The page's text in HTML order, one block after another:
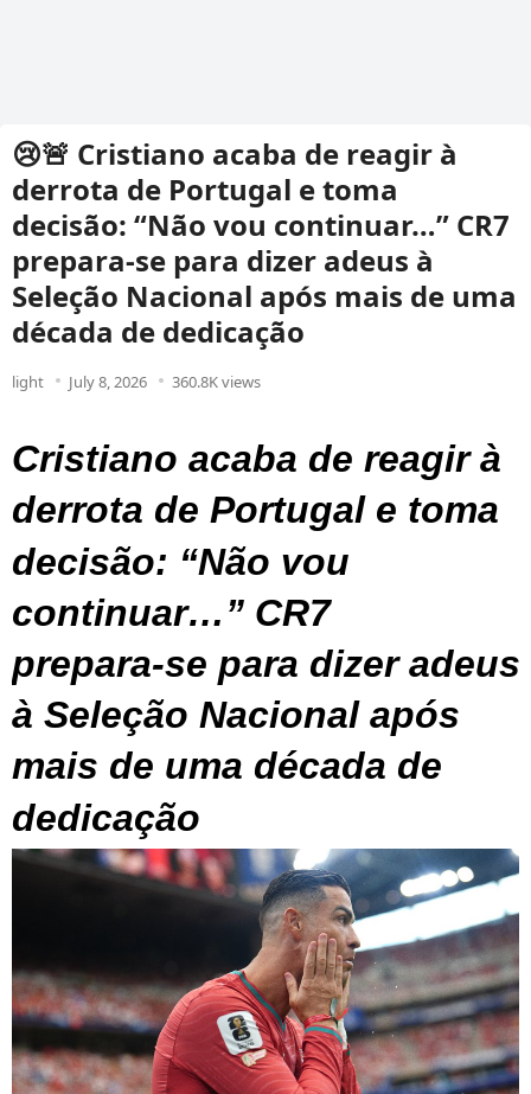
😢🚨 Cristiano acaba de reagir à
derrota de Portugal e toma
decisão: “Não vou continuar…” CR7
prepara-se para dizer adeus à
Seleção Nacional após mais de uma
década de dedicação
light July 8, 2026 360.8K views